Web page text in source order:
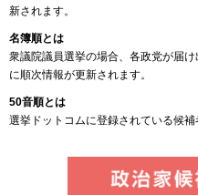
新されます。
名簿順とは
衆議院議員選挙の場合、各政党が届
に順次情報が更新されます。
50音順とは
選挙ドットコムに登録されている候補